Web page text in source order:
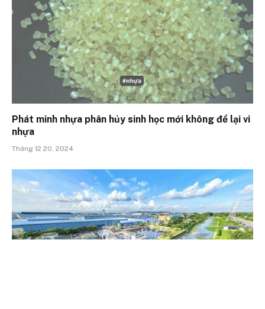
Phát minh nhựa phân hủy sinh học mới không để lại vi
nhựa
Tháng 12 20, 2024